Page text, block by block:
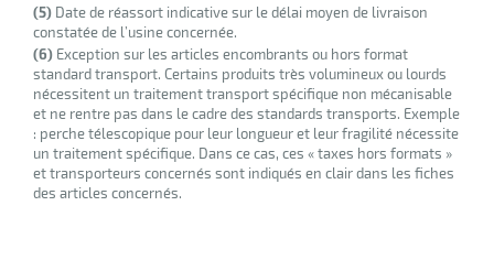
(5) Date de réassort indicative sur le délai moyen de livraison
constatée de l’usine concernée.
(6) Exception sur les articles encombrants ou hors format
standard transport. Certains produits très volumineux ou lourds
nécessitent un traitement transport spécifique non mécanisable
et ne rentre pas dans le cadre des standards transports. Exemple
: perche télescopique pour leur longueur et leur fragilité nécessite
un traitement spécifique. Dans ce cas, ces « taxes hors formats »
et transporteurs concernés sont indiqués en clair dans les fiches
des articles concernés.